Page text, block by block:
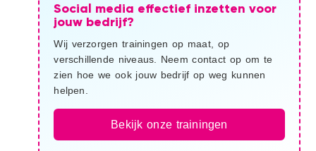
Social media effectief inzetten voor
jouw bedrijf?
Wij verzorgen trainingen op maat, op
verschillende niveaus. Neem contact op om te
zien hoe we ook jouw bedrijf op weg kunnen
helpen.
Bekijk onze trainingen